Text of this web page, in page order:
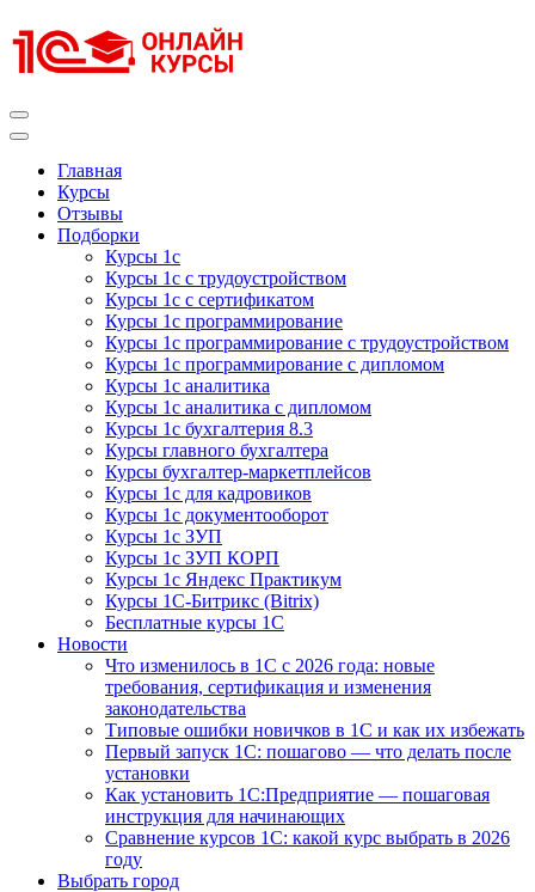
к
содержимому
Главная
Курсы
Отзывы
Подборки
Курсы 1с
Курсы 1с с трудоустройством
Курсы 1с с сертификатом
Курсы 1с программирование
Курсы 1с программирование с трудоустройством
Курсы 1с программирование с дипломом
Курсы 1с аналитика
Курсы 1с аналитика с дипломом
Курсы 1с бухгалтерия 8.3
Курсы главного бухгалтера
Курсы бухгалтер-маркетплейсов
Курсы 1с для кадровиков
Курсы 1с документооборот
Курсы 1с ЗУП
Курсы 1с ЗУП КОРП
Курсы 1с Яндекс Практикум
Курсы 1С-Битрикс (Bitrix)
Бесплатные курсы 1С
Новости
Что изменилось в 1С с 2026 года: новые
требования, сертификация и изменения
законодательства
Типовые ошибки новичков в 1С и как их избежать
Первый запуск 1С: пошагово — что делать после
установки
Как установить 1С:Предприятие — пошаговая
инструкция для начинающих
Сравнение курсов 1С: какой курс выбрать в 2026
году
Выбрать город